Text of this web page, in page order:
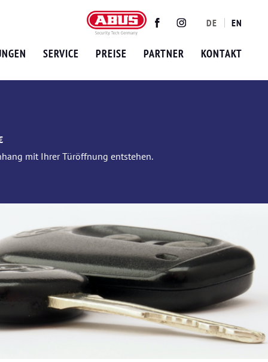
TwitterFacebookInstagram
DE EN
SERVICE PREISE PARTNER KONTAKT
mit Ihrer Türöffnung entstehen.